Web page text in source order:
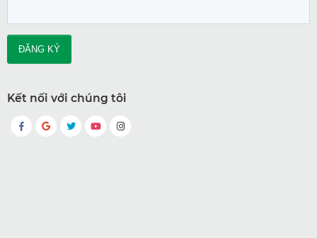
Kết nối với chúng tôi